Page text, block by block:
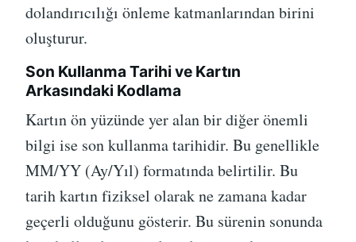
dolandırıcılığı önleme katmanlarından birini
oluşturur.
Son Kullanma Tarihi ve Kartın
Arkasındaki Kodlama
Kartın ön yüzünde yer alan bir diğer önemli
bilgi ise son kullanma tarihidir. Bu genellikle
MM/YY (Ay/Yıl) formatında belirtilir. Bu
tarih kartın fiziksel olarak ne zamana kadar
geçerli olduğunu gösterir. Bu sürenin sonunda